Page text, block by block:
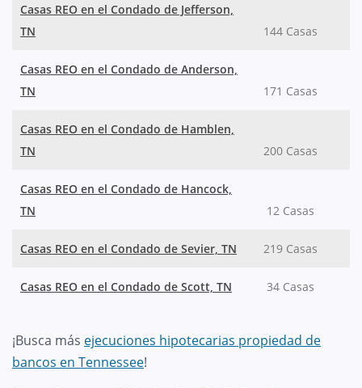
Casas REO en el Condado de Jefferson,
TN
144 Casas
Casas REO en el Condado de Anderson,
TN
171 Casas
Casas REO en el Condado de Hamblen,
TN
200 Casas
Casas REO en el Condado de Hancock,
TN
12 Casas
Casas REO en el Condado de Sevier, TN 219 Casas
Casas REO en el Condado de Scott, TN 34 Casas
¡Busca más ejecuciones hipotecarias propiedad de
bancos en Tennessee!